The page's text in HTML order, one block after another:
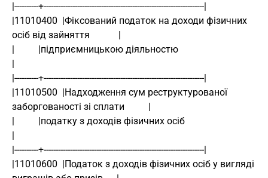
|----------+-------------------------------------------------------------------|
|11010400  |Фіксований податок на доходи фізичних
осіб від зайняття            |
|          |підприємницькою діяльностю
|
|----------+-------------------------------------------------------------------|
|11010500  |Надходження сум реструктурованої
заборгованості зі сплати          |
|          |податку з доходів фізичних осіб
|
|----------+-------------------------------------------------------------------|
|11010600  |Податок з доходів фізичних осіб у вигляді